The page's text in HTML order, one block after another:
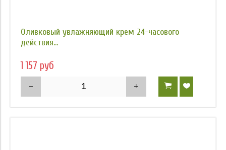
Цена
Оливковый увлажняющий крем 24-часового
действия...
1 157 руб